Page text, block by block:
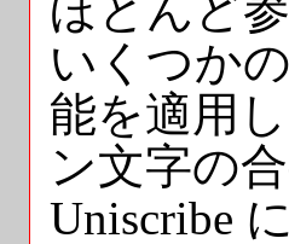
いくつか
能を適用
ン文字の
Uniscribe